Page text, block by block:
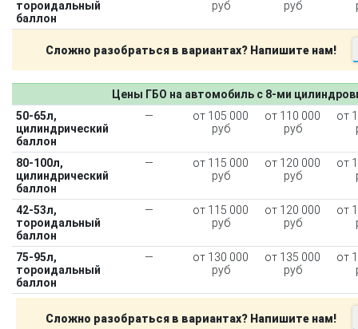
тороидальный
баллон
руб руб
Сложно разобраться в вариантах? Напишите нам!
Цены ГБО на автомобиль с 8-ми
50-65л,
цилиндрический
баллон
—
от 105 000
руб
от 110 000
руб
от
80-100л,
цилиндрический
баллон
—
от 115 000
руб
от 120 000
руб
от
42-53л,
тороидальный
баллон
—
от 115 000
руб
от 120 000
руб
от
75-95л,
тороидальный
баллон
—
от 130 000
руб
от 135 000
руб
от
Сложно разобраться в вариантах? Напишите нам!